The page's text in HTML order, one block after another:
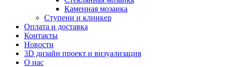
Каменная мозаика
Ступени и клинкер
Оплата и доставка
Контакты
Новости
3D дизайн проект и визуализация
О нас